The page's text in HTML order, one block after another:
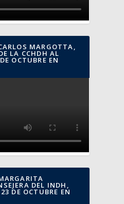
MARGOTTA,
LA CCHDH AL
OCTUBRE EN
DEL INDH,
DE OCTUBRE EN